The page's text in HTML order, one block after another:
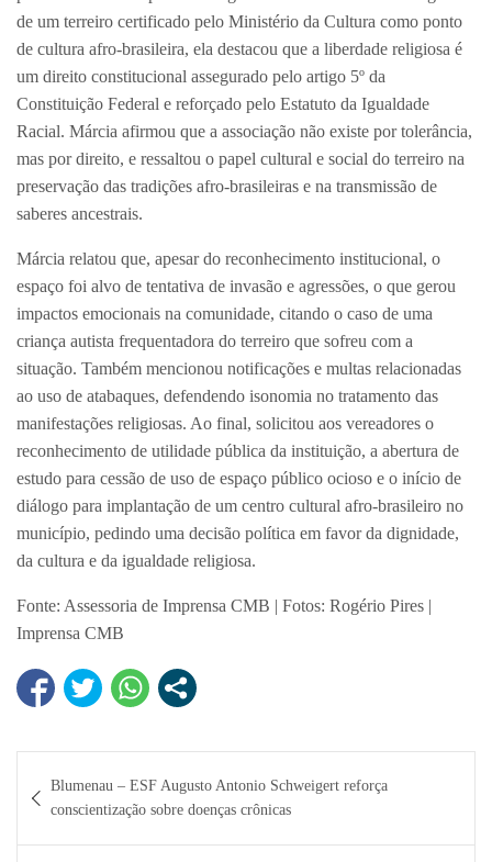
de um terreiro certificado pelo Ministério da Cultura como ponto
de cultura afro-brasileira, ela destacou que a liberdade religiosa é
um direito constitucional assegurado pelo artigo 5º da
Constituição Federal e reforçado pelo Estatuto da Igualdade
Racial. Márcia afirmou que a associação não existe por tolerância,
mas por direito, e ressaltou o papel cultural e social do terreiro na
preservação das tradições afro-brasileiras e na transmissão de
saberes ancestrais.
Márcia relatou que, apesar do reconhecimento institucional, o
espaço foi alvo de tentativa de invasão e agressões, o que gerou
impactos emocionais na comunidade, citando o caso de uma
criança autista frequentadora do terreiro que sofreu com a
situação. Também mencionou notificações e multas relacionadas
ao uso de atabaques, defendendo isonomia no tratamento das
manifestações religiosas. Ao final, solicitou aos vereadores o
reconhecimento de utilidade pública da instituição, a abertura de
estudo para cessão de uso de espaço público ocioso e o início de
diálogo para implantação de um centro cultural afro-brasileiro no
município, pedindo uma decisão política em favor da dignidade,
da cultura e da igualdade religiosa.
Fonte: Assessoria de Imprensa CMB | Fotos: Rogério Pires |
Imprensa CMB
de
Post
Blumenau – ESF Augusto Antonio Schweigert reforça
conscientização sobre doenças crônicas